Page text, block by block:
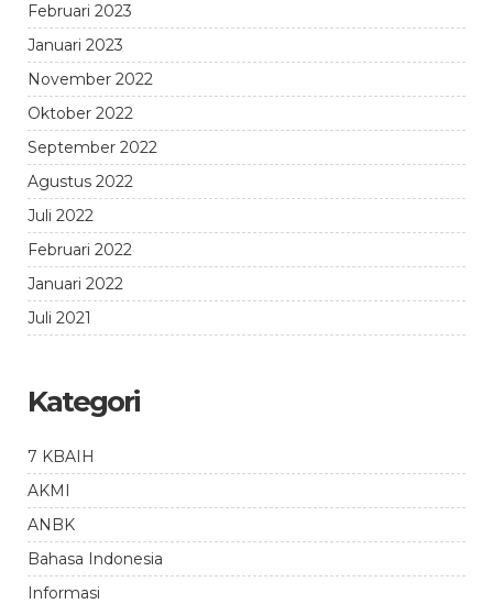
Februari 2023
Januari 2023
November 2022
Oktober 2022
September 2022
Agustus 2022
Juli 2022
Februari 2022
Januari 2022
Juli 2021
Kategori
7 KBAIH
AKMI
ANBK
Bahasa Indonesia
Informasi